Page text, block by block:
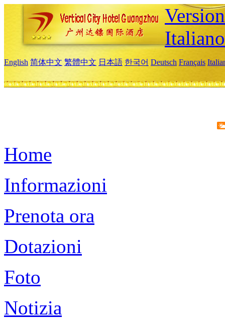
Italiano
English 简体中文 繁體中文 日本語 한국어 Deutsch Français
Home
Informazioni
Prenota ora
Dotazioni
Foto
Notizia